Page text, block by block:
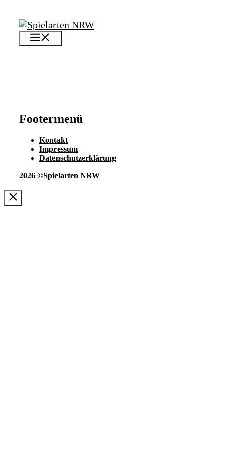
Inhalt
springen
Footermenü
Kontakt
Impressum
Datenschutzerklärung
2026 ©Spielarten NRW
Schließen